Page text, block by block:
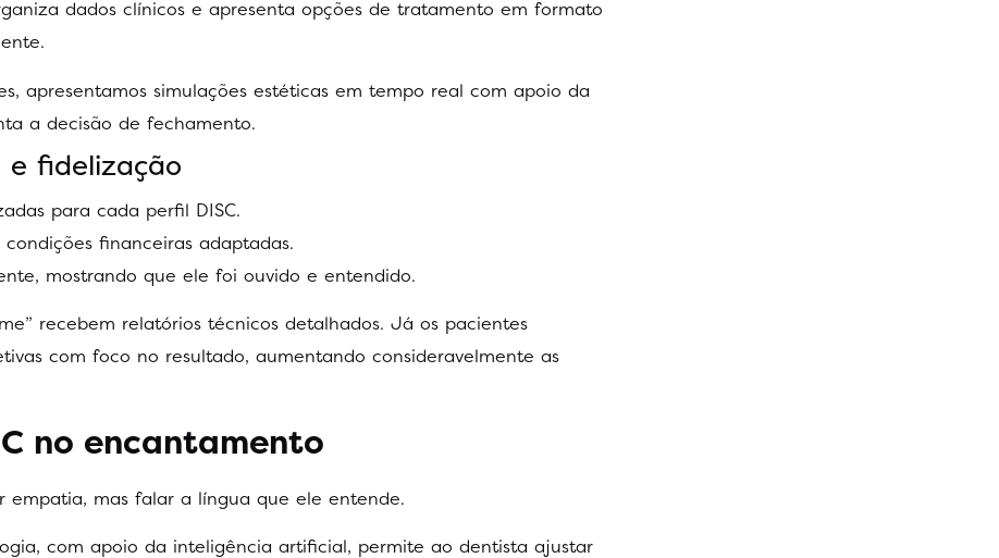
dados clínicos e apresenta opções de tratamento em formato
apresentamos simulações estéticas em tempo real com apoio da
a decisão de fechamento.
e fidelização
para cada perfil DISC.
financeiras adaptadas.
mostrando que ele foi ouvido e entendido.
recebem relatórios técnicos detalhados. Já os pacientes
com foco no resultado, aumentando consideravelmente as
no encantamento
mas falar a língua que ele entende.
com apoio da inteligência artificial, permite ao dentista ajustar